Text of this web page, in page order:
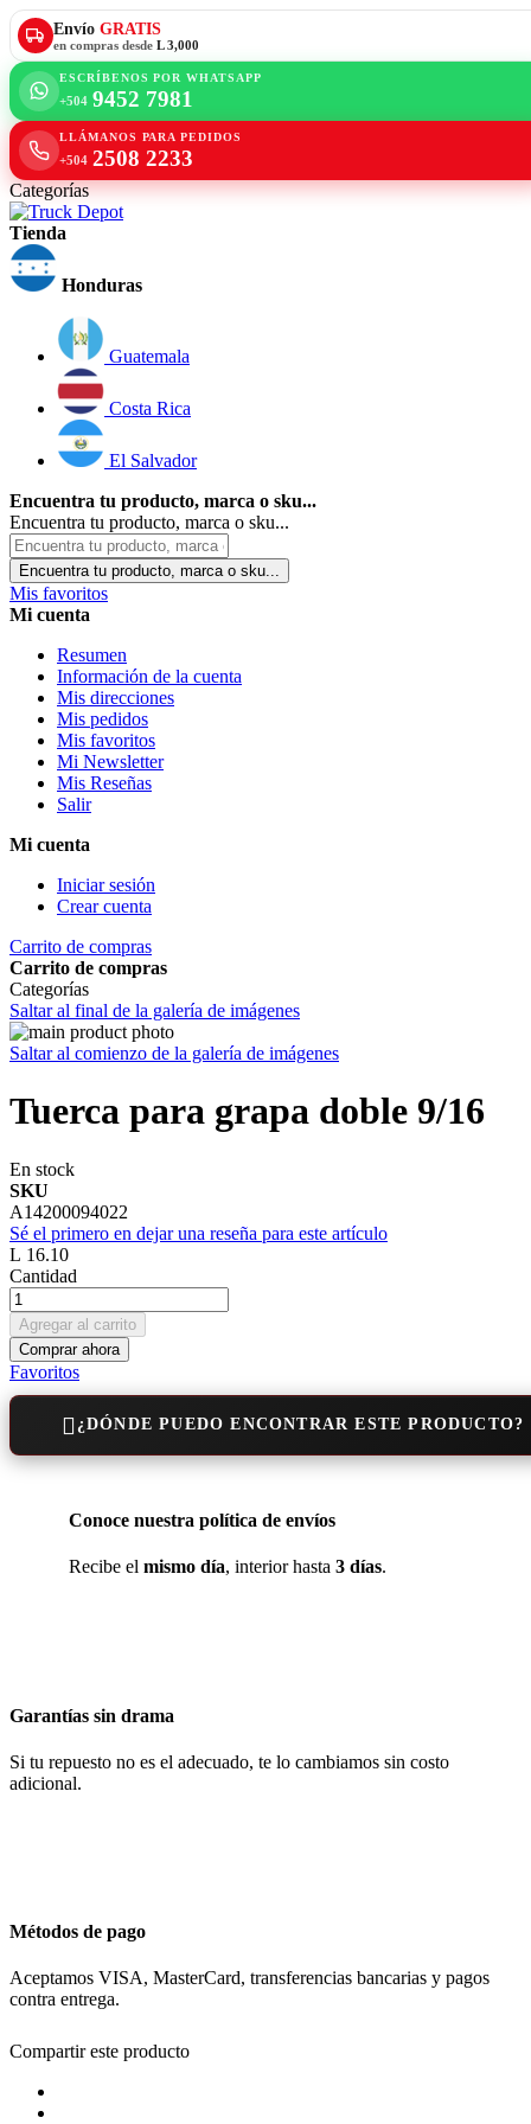
Envío GRATIS
en compras desde L 3,000
ESCRÍBENOS POR WHATSAPP
+504 9452 7981
LLÁMANOS PARA PEDIDOS
+504 2508 2233
Categorías
Tienda
Honduras
Guatemala
Costa Rica
El Salvador
Encuentra tu producto, marca o sku...
Encuentra tu producto, marca o sku...
Encuentra tu producto, marca o sku...
Mis favoritos
Mi cuenta
Resumen
Información de la cuenta
Mis direcciones
Mis pedidos
Mis favoritos
Mi Newsletter
Mis Reseñas
Salir
Mi cuenta
Iniciar sesión
Crear cuenta
Carrito de compras
Carrito de compras
Categorías
Saltar al final de la galería de imágenes
Saltar al comienzo de la galería de imágenes
Tuerca para grapa doble 9/16
En stock
SKU
A14200094022
Sé el primero en dejar una reseña para este artículo
L 16.10
Cantidad
Agregar al carrito
Comprar ahora
Favoritos
¿DÓNDE PUEDO ENCONTRAR ESTE PRODUCTO?
Conoce nuestra política de envíos
Recibe el mismo día, interior hasta 3 días.
Garantías sin drama
Si tu repuesto no es el adecuado, te lo cambiamos sin costo
adicional.
Métodos de pago
Aceptamos VISA, MasterCard, transferencias bancarias y pagos
contra entrega.
Compartir este producto